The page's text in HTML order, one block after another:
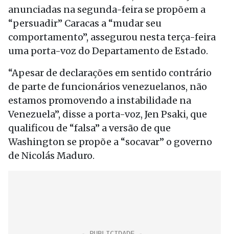
anunciadas na segunda-feira se propõem a
“persuadir” Caracas a “mudar seu
comportamento”, assegurou nesta terça-feira
uma porta-voz do Departamento de Estado.
“Apesar de declarações em sentido contrário
de parte de funcionários venezuelanos, não
estamos promovendo a instabilidade na
Venezuela”, disse a porta-voz, Jen Psaki, que
qualificou de “falsa” a versão de que
Washington se propõe a “socavar” o governo
de Nicolás Maduro.